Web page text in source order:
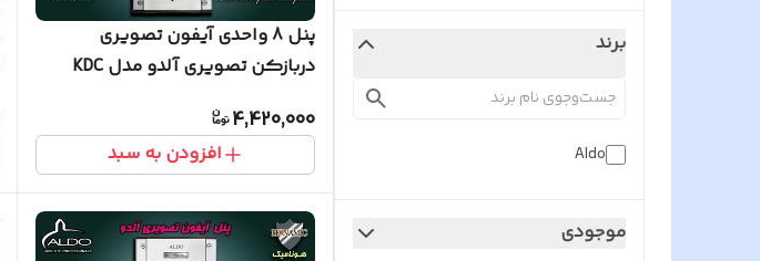
برند
Aldo
موجودی
پنل 8 واحدی آیفون تصویری
دربازکن تصویری آلدو مدل KDC
4,420,000
افزودن به سبد